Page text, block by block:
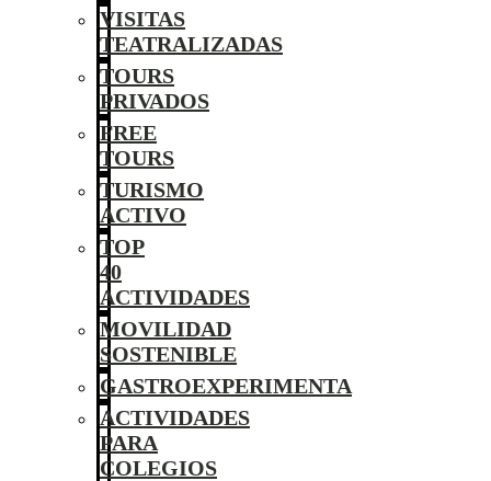
VISITAS
TEATRALIZADAS
TOURS
PRIVADOS
FREE
TOURS
TURISMO
ACTIVO
TOP
40
ACTIVIDADES
MOVILIDAD
SOSTENIBLE
GASTROEXPERIMENTA
ACTIVIDADES
PARA
COLEGIOS